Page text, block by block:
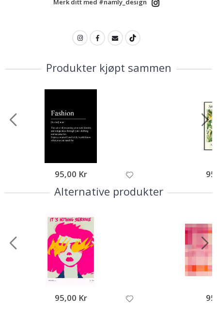
Merk ditt med #namly_design
Produkter kjøpt sammen
95,00 Kr
Alternative produkter
95,00 Kr